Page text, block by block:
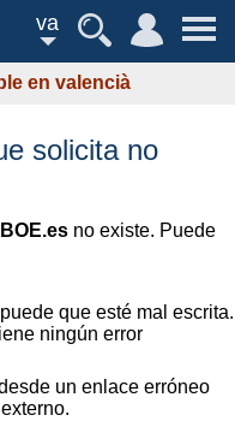
va
en valencià
solicita no
BOE.es no existe. Puede
que esté mal escrita.
ningún error
un enlace erróneo